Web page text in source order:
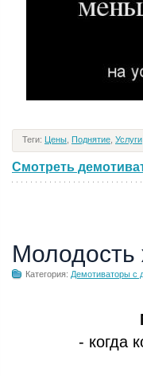
Теги: Цены Поднятие Услуги
Смотреть
Молодость
Категория: Демотиваторы с
- когда